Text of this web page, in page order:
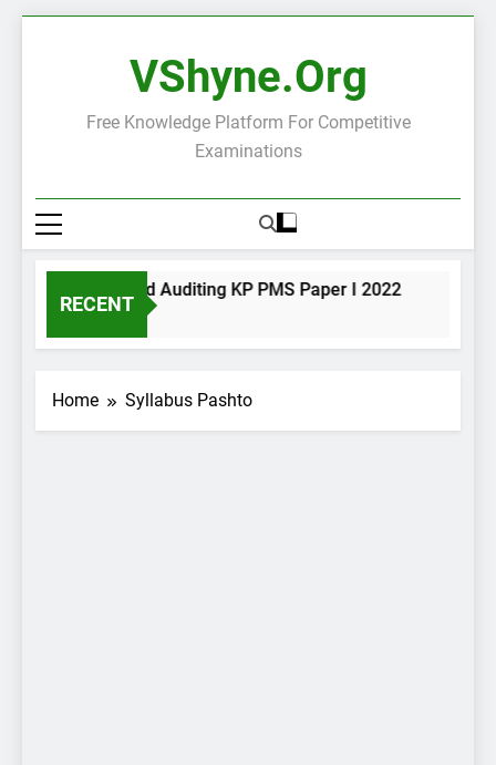
VShyne.org
Free Knowledge Platform For Competitive
Examinations
RECENT
and Auditing KP PMS Paper I 2022
Ago
Home Syllabus Pashto